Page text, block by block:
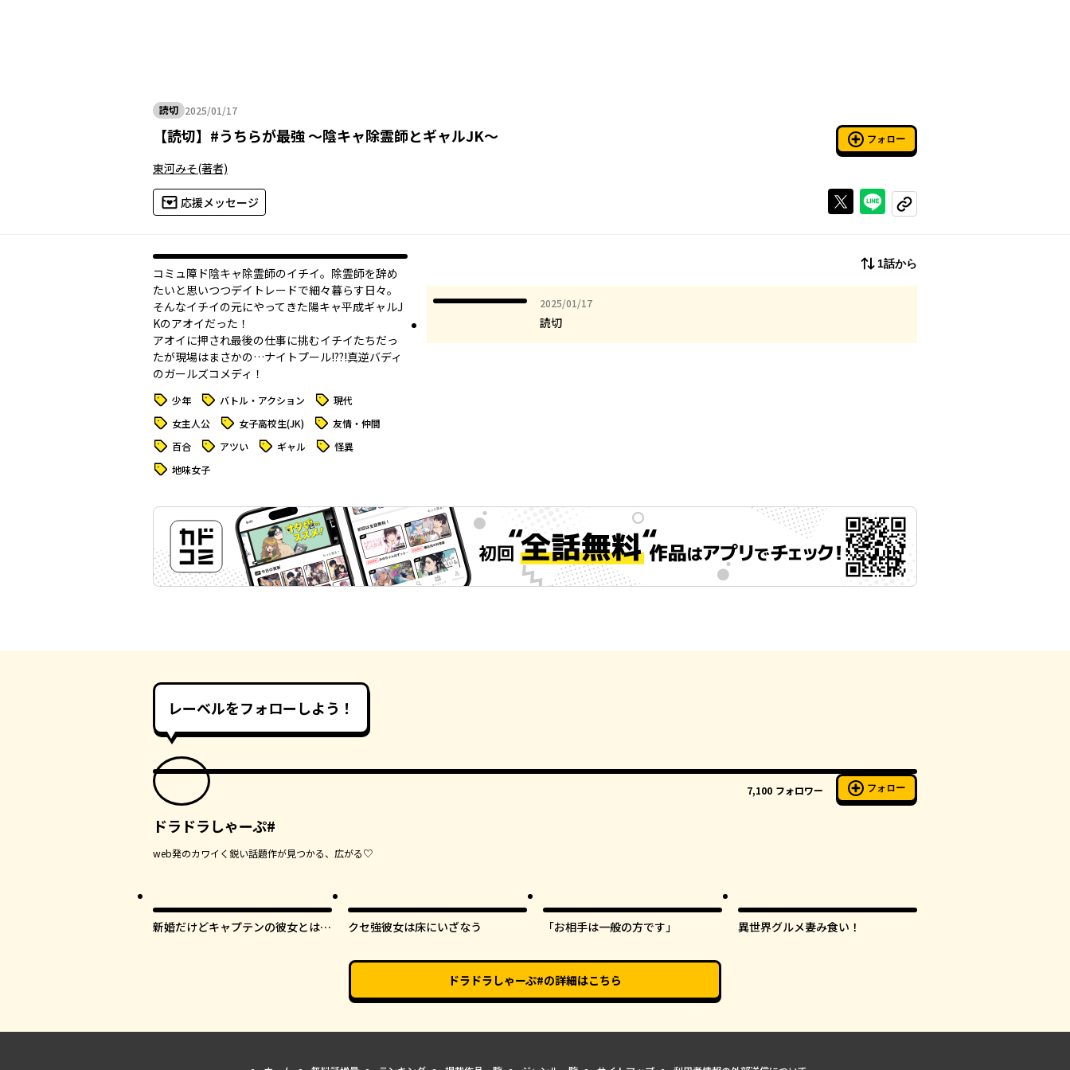
読切 2025/01/17
2025年01月17日
【読切】 #うちらが最強 ～陰キャ除霊師とギャルJK～ フォロー
東河みそ(著者)
応援メッセージ Xで投稿するラインでシェアする
コピーする
コミュ障ド陰キャ除霊師のイチイ。除霊師を辞め
たいと思いつつデイトレードで細々暮らす日々。
そんなイチイの元にやってきた陽キャ平成ギャルJ
Kのアオイだった！
アオイに押され最後の仕事に挑むイチイたちだっ
たが現場はまさかの…ナイトプール!??!真逆バディ
のガールズコメディ！
タグ 少年 タグ バトル・アクション タグ 現代
タグ 女主人公 タグ 女子高校生(JK) タグ 友情・仲間
タグ 百合 タグ アツい タグ ギャル タグ 怪異
タグ 地味女子
1話から
2025/01/17
2025年01月17日
読切
レーベルをフォローしよう！
7,100 フォロワー フォロー
ドラドラしゃーぷ#
web発のカワイく鋭い話題作が見つかる、広がる♡
新婚だけどキャプテンの彼女とはま
クセ強彼女は床にいざなう 「お相手は一般の方です」 異世界グルメ妻み食い！
ドラドラしゃーぷ#の詳細はこちら